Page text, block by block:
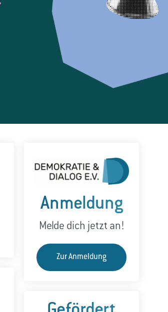
Anmeldung
Melde dich jetzt an!
Zur Anmeldung